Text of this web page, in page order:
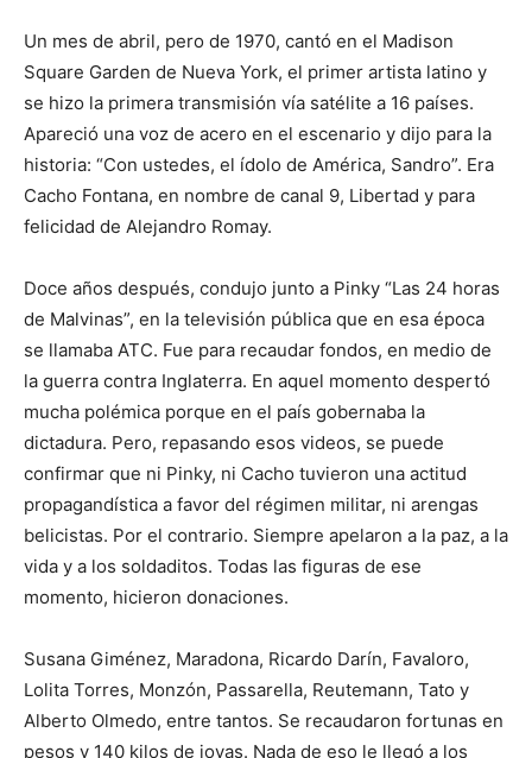
Un mes de abril, pero de 1970, cantó en el Madison
Square Garden de Nueva York, el primer artista latino y
se hizo la primera transmisión vía satélite a 16 países.
Apareció una voz de acero en el escenario y dijo para la
historia: “Con ustedes, el ídolo de América, Sandro”. Era
Cacho Fontana, en nombre de canal 9, Libertad y para
felicidad de Alejandro Romay.
Doce años después, condujo junto a Pinky “Las 24 horas
de Malvinas”, en la televisión pública que en esa época
se llamaba ATC. Fue para recaudar fondos, en medio de
la guerra contra Inglaterra. En aquel momento despertó
mucha polémica porque en el país gobernaba la
dictadura. Pero, repasando esos videos, se puede
confirmar que ni Pinky, ni Cacho tuvieron una actitud
propagandística a favor del régimen militar, ni arengas
belicistas. Por el contrario. Siempre apelaron a la paz, a la
vida y a los soldaditos. Todas las figuras de ese
momento, hicieron donaciones.
Susana Giménez, Maradona, Ricardo Darín, Favaloro,
Lolita Torres, Monzón, Passarella, Reutemann, Tato y
Alberto Olmedo, entre tantos. Se recaudaron fortunas en
pesos y 140 kilos de joyas. Nada de eso le llegó a los